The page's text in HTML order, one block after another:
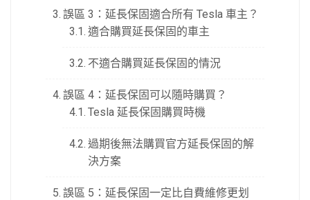
誤區 3：延長保固適合所有 Tesla 車主？
適合購買延長保固的車主
不適合購買延長保固的情況
誤區 4：延長保固可以隨時購買？
Tesla 延長保固購買時機
過期後無法購買官方延長保固的解
決方案
誤區 5：延長保固一定比自費維修更划